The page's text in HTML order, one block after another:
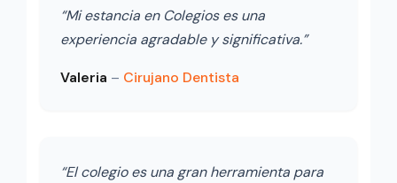
“Mi estancia en Colegios es una
experiencia agradable y significativa.”
Valeria – Cirujano Dentista
“El colegio es una gran herramienta para